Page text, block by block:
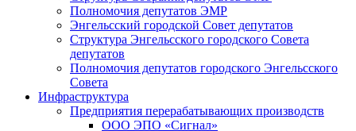
Полномочия депутатов ЭМР
Энгельсский городской Совет депутатов
Структура Энгельсского городского Совета
депутатов
Полномочия депутатов городского Энгельсского
Совета
Инфраструктура
Предприятия перерабатывающих производств
ООО ЭПО «Сигнал»